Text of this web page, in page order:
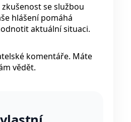
se službou
hlášení pomáhá
aktuální situaci.
komentáře. Máte
vědět.